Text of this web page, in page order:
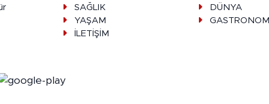
SAĞLIK
DÜNYA
YAŞAM
GASTRONOMİ
İLETİŞİM